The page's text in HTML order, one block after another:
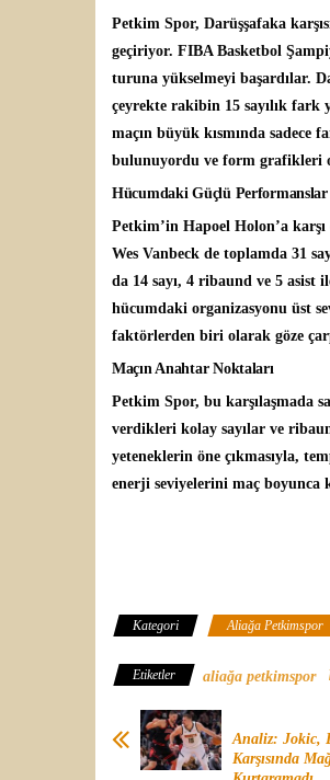
Petkim Spor, Darüşşafaka
geçiriyor. FIBA Basketbol
turuna yükselmeyi başardılar.
çeyrekte rakibin 15 sayılık fark
maçın büyük kısmında sadece
bulunuyordu ve form grafikleri
Hücumdaki Güçlü Performanslar
Petkim’in Hapoel Holon’a
Wes Vanbeck de toplamda 31
da 14 sayı, 4 ribaund ve 5 asist
hücumdaki organizasyonu üst
faktörlerden biri olarak göze
Maçın Anahtar Noktaları
Petkim Spor, bu karşılaşmada
verdikleri kolay sayılar ve
yeteneklerin öne çıkmasıyla,
enerji seviyelerini maç
Kategori Aliağa Petkimspor
Etiketler aliağa petkimspor
Analiz: Jokic,
Karşısında